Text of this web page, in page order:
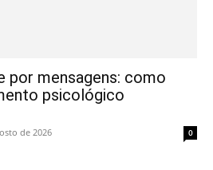
por mensagens: como
psicológico
de 2026 0